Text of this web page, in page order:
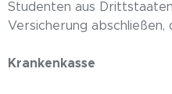
Studenten aus
Versicherung abschließen,
Krankenkasse